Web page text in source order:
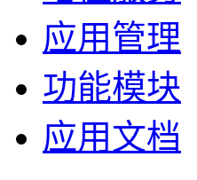
应用管理
功能模块
应用文档